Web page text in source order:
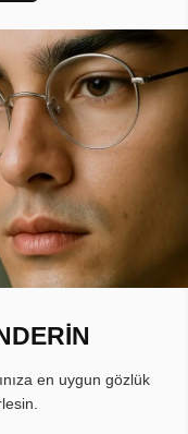
en uygun gözlük